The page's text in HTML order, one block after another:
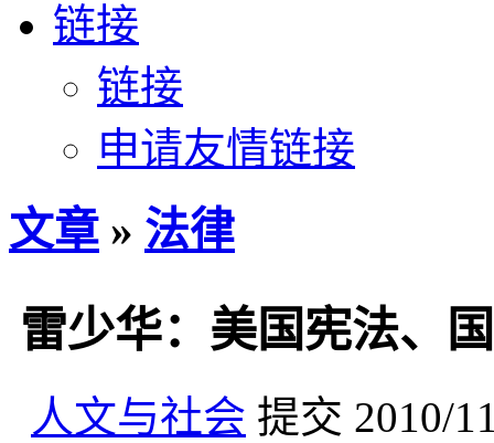
链接
链接
申请友情链接
文章 » 法律
雷少华：美国宪法、
人文与社会 提交 2010/